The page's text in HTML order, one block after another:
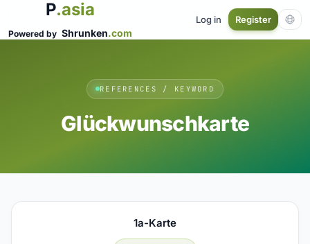
P.asia
Powered by Shrunken.com
Log in Register
REFERENCES / KEYWORD
Glückwunschkarte
1a-Karte